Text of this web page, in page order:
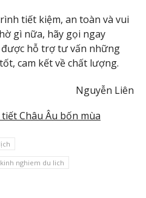
tiết kiệm, an toàn và vui
gì nữa, hãy gọi ngay
được hỗ trợ tư vấn những
cam kết về chất lượng.
Nguyễn Liên
Châu Âu bốn mùa
kinh nghiem du lich